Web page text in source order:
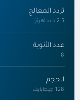
تردد المعالج
2.5 جيجاهرتز
عدد الأنوية
8
الحجم
128 جيجابايت